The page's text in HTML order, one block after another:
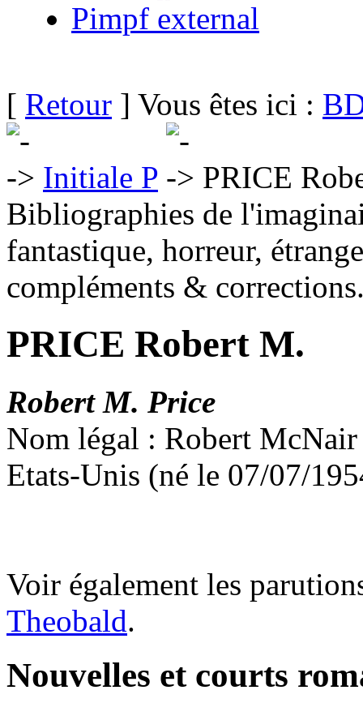
Pimpf
[ Retour ] Vous êtes ici :
Initiale P
PRICE
Bibliographies de
fantastique, horreur,
compléments &
PRICE Robert M.
Robert M. Price
Nom légal : Robert McNair
Etats-Unis (né le 07/07/
Voir également les
Theobald.
Nouvelles et courts